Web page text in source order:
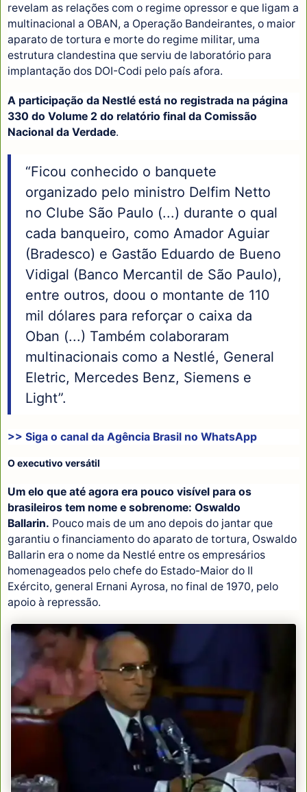
revelam as relações com o regime opressor e que ligam a
multinacional a OBAN, a Operação Bandeirantes, o maior
aparato de tortura e morte do regime militar, uma
estrutura clandestina que serviu de laboratório para
implantação dos DOI-Codi pelo país afora.
A participação da Nestlé está no registrada na página
330 do Volume 2 do relatório final da Comissão
Nacional da Verdade.
“Ficou conhecido o banquete
organizado pelo ministro Delfim Netto
no Clube São Paulo (...) durante o qual
cada banqueiro, como Amador Aguiar
(Bradesco) e Gastão Eduardo de Bueno
Vidigal (Banco Mercantil de São Paulo),
entre outros, doou o montante de 110
mil dólares para reforçar o caixa da
Oban (...) Também colaboraram
multinacionais como a Nestlé, General
Eletric, Mercedes Benz, Siemens e
Light”.
>> Siga o canal da Agência Brasil no WhatsApp
O executivo versátil
Um elo que até agora era pouco visível para os
brasileiros tem nome e sobrenome: Oswaldo
Ballarin. Pouco mais de um ano depois do jantar que
garantiu o financiamento do aparato de tortura, Oswaldo
Ballarin era o nome da Nestlé entre os empresários
homenageados pelo chefe do Estado-Maior do II
Exército, general Ernani Ayrosa, no final de 1970, pelo
apoio à repressão.